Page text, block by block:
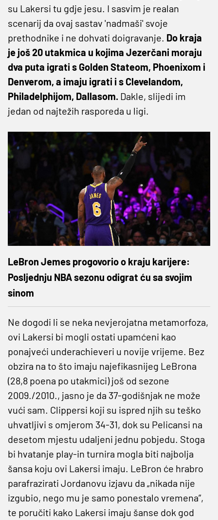
su Lakersi tu gdje jesu. I sasvim je realan
scenarij da ovaj sastav 'nadmaši' svoje
prethodnike i ne dohvati doigravanje. Do kraja
je još 20 utakmica u kojima Jezerčani moraju
dva puta igrati s Golden Stateom, Phoenixom i
Denverom, a imaju igrati i s Clevelandom,
Philadelphijom, Dallasom. Dakle, slijedi im
jedan od najtežih rasporeda u ligi.
LeBron Jemes progovorio o kraju karijere:
Posljednju NBA sezonu odigrat ću sa svojim
sinom
Ne dogodi li se neka nevjerojatna metamorfoza,
ovi Lakersi bi mogli ostati upamćeni kao
ponajveći underachieveri u novije vrijeme. Bez
obzira na to što imaju najefikasnijeg LeBrona
(28,8 poena po utakmici) još od sezone
2009./2010., jasno je da 37-godišnjak ne može
vući sam. Clippersi koji su ispred njih su teško
uhvatljivi s omjerom 34-31, dok su Pelicansi na
desetom mjestu udaljeni jednu pobjedu. Stoga
bi hvatanje play-in turnira mogla biti najbolja
šansa koju ovi Lakersi imaju. LeBron će hrabro
parafrazirati Jordanovu izjavu da „nikada nije
izgubio, nego mu je samo ponestalo vremena”,
te poručiti kako Lakersi imaju šanse dok god